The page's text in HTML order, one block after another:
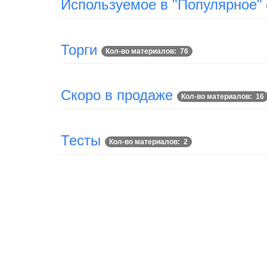
Используемое в "Популярное"
Торги Кол-во материалов: 76
Скоро в продаже Кол-во материалов: 16
Тесты Кол-во материалов: 2